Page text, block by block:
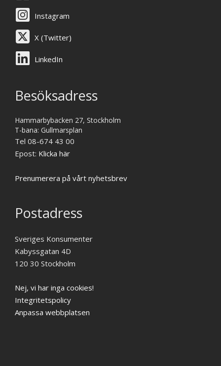
Instagram
X (Twitter)
LinkedIn
Besöksadress
Hammarbybacken 27, Stockholm
T-bana: Gullmarsplan
Tel 08-674 43 00
Epost: Klicka här
Prenumerera på vårt nyhetsbrev
Postadress
Sveriges Konsumenter
Kabyssgatan 4D
120 30 Stockholm
Nej, vi har inga cookies!
Integritetspolicy
Anpassa webbplatsen